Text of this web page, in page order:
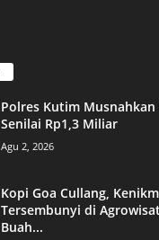
Polres Kutim
Senilai Rp1,3 Miliar
Agu 2, 2026
Kopi Goa Cullang,
Tersembunyi di
Buah...